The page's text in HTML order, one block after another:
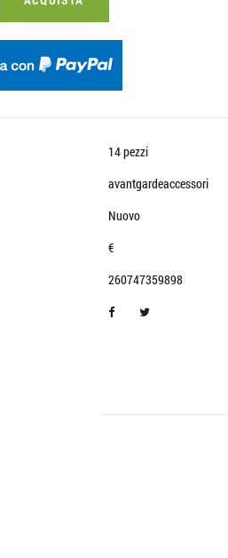
14 pezzi
avantgardeaccessori
Nuovo
€
260747359898